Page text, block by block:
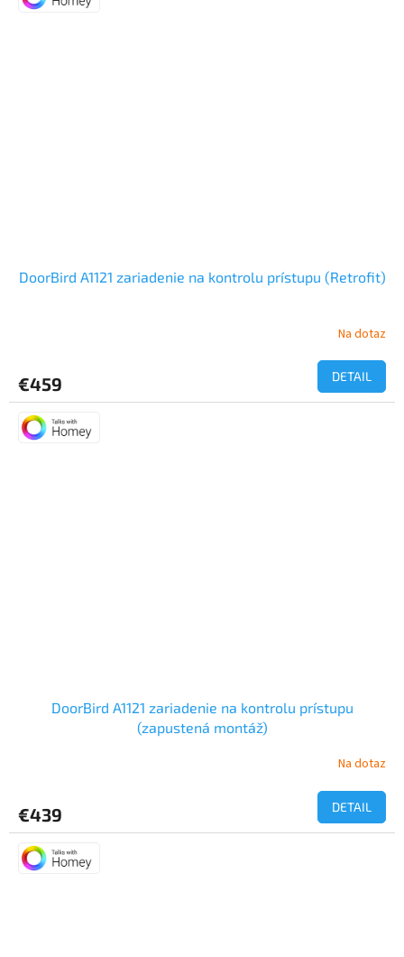
DoorBird A1121 zariadenie na kontrolu prístupu (Retrofit)
Na dotaz
€459 DETAIL
DoorBird A1121 zariadenie na kontrolu prístupu
(zapustená montáž)
Na dotaz
€439 DETAIL